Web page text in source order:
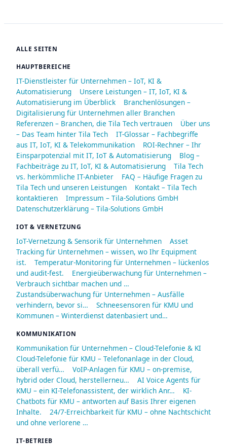
ALLE SEITEN
HAUPTBEREICHE
IT-Dienstleister für Unternehmen – IoT, KI &
Automatisierung
Unsere Leistungen – IT, IoT, KI &
Automatisierung im Überblick
Branchenlösungen –
Digitalisierung für Unternehmen aller Branchen
Referenzen – Branchen, die Tila Tech vertrauen
Über uns
– Das Team hinter Tila Tech
IT-Glossar – Fachbegriffe
aus IT, IoT, KI & Telekommunikation
ROI-Rechner – Ihr
Einsparpotenzial mit IT, IoT & Automatisierung
Blog –
Fachbeiträge zu IT, IoT, KI & Automatisierung
Tila Tech
vs. herkömmliche IT-Anbieter
FAQ – Häufige Fragen zu
Tila Tech und unseren Leistungen
Kontakt – Tila Tech
kontaktieren
Impressum – Tila-Solutions GmbH
Datenschutzerklärung – Tila-Solutions GmbH
IOT & VERNETZUNG
IoT-Vernetzung & Sensorik für Unternehmen
Asset
Tracking für Unternehmen – wissen, wo Ihr Equipment
ist.
Temperatur-Monitoring für Unternehmen – lückenlos
und audit-fest.
Energieüberwachung für Unternehmen –
Verbrauch sichtbar machen und …
Zustandsüberwachung für Unternehmen – Ausfälle
verhindern, bevor si…
Schneesensoren für KMU und
Kommunen – Winterdienst datenbasiert und…
KOMMUNIKATION
Kommunikation für Unternehmen – Cloud-Telefonie & KI
Cloud-Telefonie für KMU – Telefonanlage in der Cloud,
überall verfü…
VoIP-Anlagen für KMU – on-premise,
hybrid oder Cloud, herstellerneu…
AI Voice Agents für
KMU – ein KI-Telefonassistent, der wirklich Anr…
KI-
Chatbots für KMU – antworten auf Basis Ihrer eigenen
Inhalte.
24/7-Erreichbarkeit für KMU – ohne Nachtschicht
und ohne verlorene …
IT-BETRIEB